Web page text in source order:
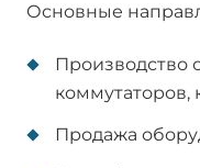
Основные
Производство
коммутаторов,
Продажа